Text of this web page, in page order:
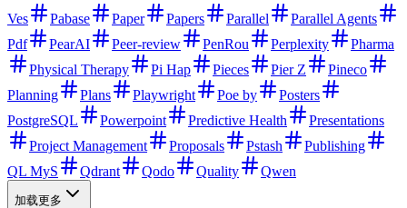
Ves
Pabase Paper Papers Parallel
Parallel Agents
Pdf
PearAI Peer-review PenRou Perplexity
Pharma
Physical Therapy
Pi Hap Pieces Pier Z
Pineco
Planning
Plans Playwright Poe by
Posters
PostgreSQL
Powerpoint Predictive Health
Presentations
Project Management
Proposals Pstash
Publishing
QL MyS
Qdrant Qodo Quality Qwen
加载更多